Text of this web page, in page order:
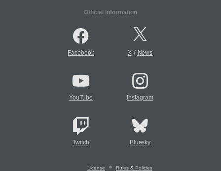
Official Information
Facebook X/ News
YouTube Instagram
Twitch Bluesky
License Rules & Policies